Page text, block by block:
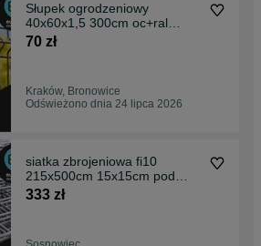
Słupek ogrodzeniowy
40x60x1,5 300cm oc+ral
panelowy Wysyłka
70 zł
Kraków, Bronowice
Odświeżono dnia 24 lipca 2026
siatka zbrojeniowa fi10
215x500cm 15x15cm pod
wylewki stal żebro
333 zł